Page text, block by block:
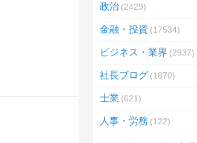
政治 2429
金融・投資 17534
ビジネス・業界 2937
社長ブログ 1870
士業 621
人事・労務 122